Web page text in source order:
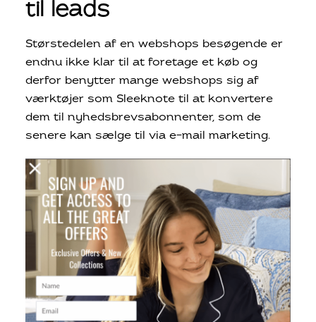
til leads
Størstedelen af en webshops besøgende er
endnu ikke klar til at foretage et køb og
derfor benytter mange webshops sig af
værktøjer som Sleeknote til at konvertere
dem til nyhedsbrevsabonnenter, som de
senere kan sælge til via e-mail marketing.